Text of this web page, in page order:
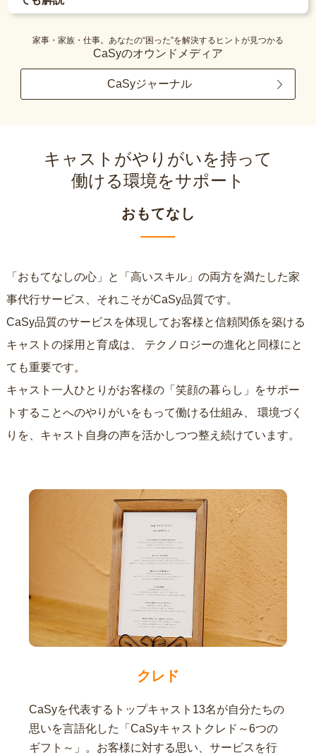
家事・家族・仕事。あなたの“困った”を解決するヒントが見つかる
CaSyのオウンドメディア
CaSyジャーナル
キャストがやりがいを持って
働ける環境をサポート
おもてなし
「おもてなしの心」と「高いスキル」の両方を満たした家
事代行サービス、それこそがCaSy品質です。
CaSy品質のサービスを体現してお客様と信頼関係を築ける
キャストの採用と育成は、
ても重要です。
キャスト一人ひとりがお客様の「笑顔の暮らし」をサポー
トすることへのやりがいをもって働ける仕組み、
りを、キャスト自身の声を活かしつつ整え続けています。
クレド
CaSyを代表するトップキャスト13名が自分たちの
思いを言語化した「CaSyキャストクレド～6つの
ギフト～」。お客様に対する思い、サービスを行